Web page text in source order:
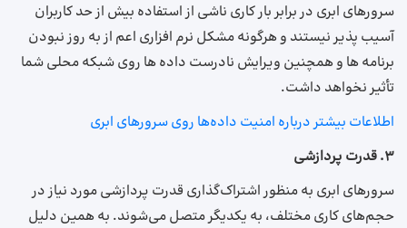
سرورهای ابری در برابر بار کاری ناشی از استفاده بیش از حد کاربران
آسیب پذیر نیستند و هرگونه مشکل نرم افزاری اعم از به روز نبودن
برنامه ها و همچنین ویرایش نادرست داده ها روی شبکه محلی شما
تأثیر نخواهد داشت.
اطلاعات بیشتر درباره امنیت داده‌ها روی سرورهای ابری
۳. قدرت پردازشی
سرورهای ابری به منظور ‌اشتراک‌گذاری قدرت پردازشی مورد نیاز در
حجم‌های کاری مختلف، به یکدیگر متصل می‌شوند. به همین دلیل